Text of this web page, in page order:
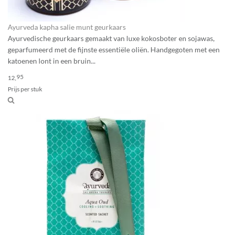
Ayurveda kapha salie munt geurkaars
Ayurvedische geurkaars gemaakt van luxe kokosboter en sojawas,
geparfumeerd met de fijnste essentiële oliën. Handgegoten met een
katoenen lont in een bruin...
12, 95
Prijs per stuk